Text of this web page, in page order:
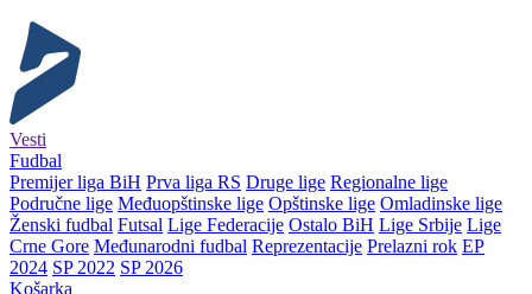
Vesti
Fudbal
Premijer liga BiH Prva liga RS Druge lige Regionalne lige
Područne lige Međuopštinske lige Opštinske lige Omladinske lige
Ženski fudbal Futsal Lige Federacije Ostalo BiH Lige Srbije Lige
Crne Gore Međunarodni fudbal Reprezentacije Prelazni rok EP
2024 SP 2022 SP 2026
Košarka